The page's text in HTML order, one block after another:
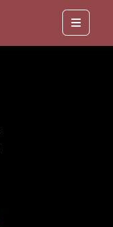
Menu